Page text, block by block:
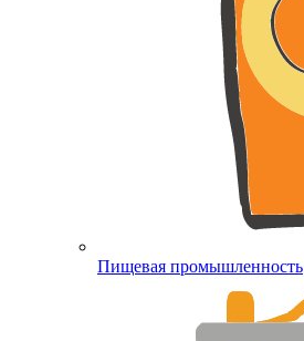
Пищевая промышленность